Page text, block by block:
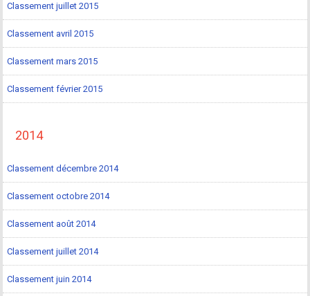
Classement juillet 2015
Classement avril 2015
Classement mars 2015
Classement février 2015
2014
Classement décembre 2014
Classement octobre 2014
Classement août 2014
Classement juillet 2014
Classement juin 2014